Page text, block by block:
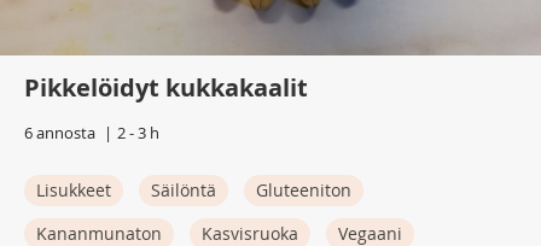
Pikkelöidyt kukkakaalit
6 annosta 2 - 3 h
Lisukkeet Säilöntä
Gluteeniton
Kananmunaton
Kasvisruoka
Vegaani